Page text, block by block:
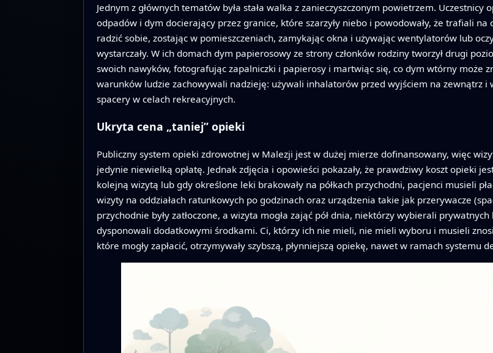
Jednym z głównych tematów była stała walka z zanieczyszczonym powietrzem.
odpadów i dym docierający przez granice, które szarzyły niebo i powodowały, że trafiali na
radzić sobie, zostając w pomieszczeniach, zamykając okna i używając wentylatorów lub
wystarczały. W ich domach dym papierosowy ze strony członków rodziny tworzył drugi
swoich nawyków, fotografując zapalniczki i papierosy i martwiąc się, co dym wtórny może
warunków ludzie zachowywali nadzieję: używali inhalatorów przed wyjściem na zewnątrz
spacery w celach rekreacyjnych.
Ukryta cena „taniej” opieki
Publiczny system opieki zdrowotnej w Malezji jest w dużej mierze dofinansowany, więc
jedynie niewielką opłatę. Jednak zdjęcia i opowieści pokazały, że prawdziwy koszt opieki
kolejną wizytą lub gdy określone leki brakowały na półkach przychodni, pacjenci musieli
wizyty na oddziałach ratunkowych po godzinach oraz urządzenia takie jak przerywacze
przychodnie były zatłoczone, a wizyta mogła zająć pół dnia, niektórzy wybierali
dysponowali dodatkowymi środkami. Ci, którzy ich nie mieli, nie mieli wyboru i musieli
które mogły zapłacić, otrzymywały szybszą, płynniejszą opiekę, nawet w ramach systemu